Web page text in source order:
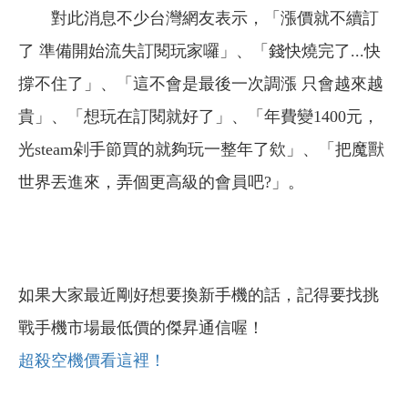
對此消息不少台灣網友表示，「漲價就不續訂
了 準備開始流失訂閱玩家囉」、「錢快燒完了...快
撐不住了」、「這不會是最後一次調漲 只會越來越
貴」、「想玩在訂閱就好了」、「年費變1400元，
光steam剁手節買的就夠玩一整年了欸」、「把魔獸
世界丟進來，弄個更高級的會員吧?」。
如果大家最近剛好想要換新手機的話，記得要找挑
戰手機市場最低價的傑昇通信喔！
超殺空機價看這裡！